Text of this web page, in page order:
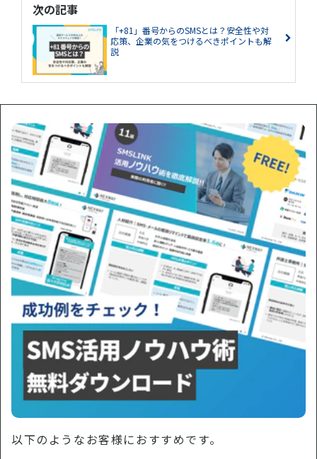
次の記事
「+81」番号からのSMSとは？安全性や対
応策、企業の気をつけるべきポイントも解
説
以下のようなお客様におすすめです。